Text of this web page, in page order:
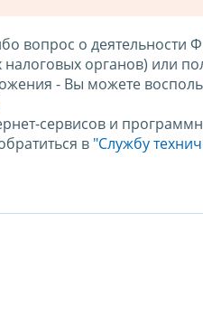
вопрос о деятельности
органов) или
- Вы можете
сервисов и
в "Службу